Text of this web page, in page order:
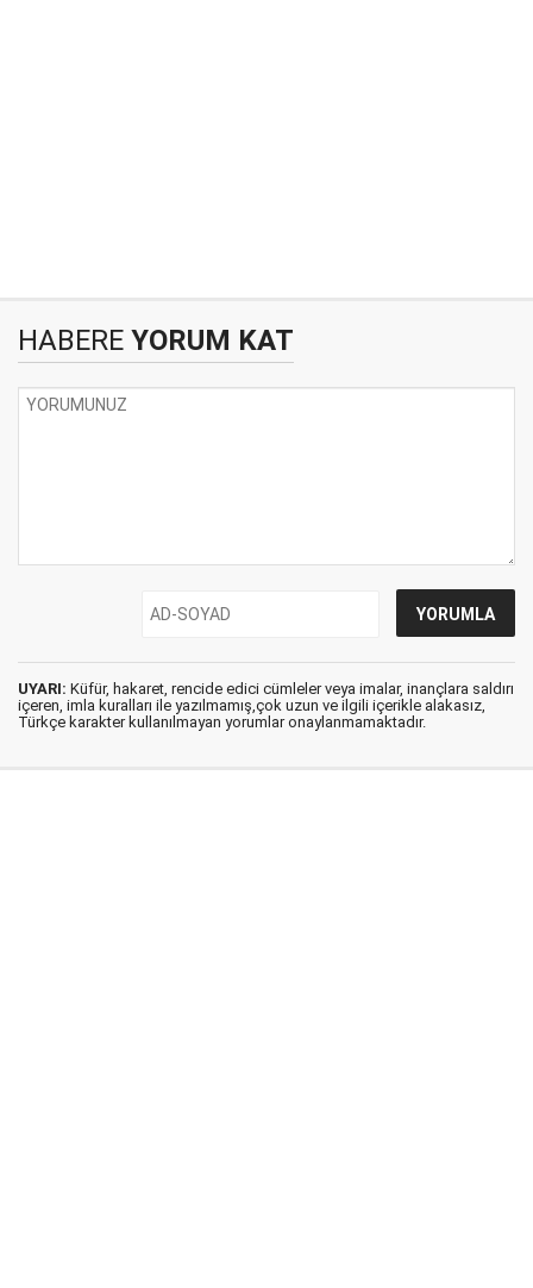
HABERE YORUM KAT
UYARI: Küfür, hakaret, rencide edici cümleler veya imalar, inançlara saldırı
içeren, imla kuralları ile yazılmamış,çok uzun ve ilgili içerikle alakasız,
Türkçe karakter kullanılmayan yorumlar onaylanmamaktadır.